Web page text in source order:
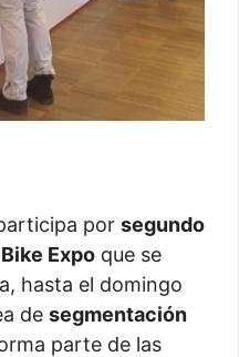
por segundo
Bike Expo que se
hasta el domingo
de segmentación
parte de las